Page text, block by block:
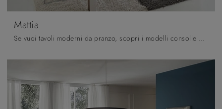
Mattia
Se vuoi tavoli moderni da pranzo, scopri i modelli consolle di La Primavera: clicca e scopri il modello Mattia in HPL.